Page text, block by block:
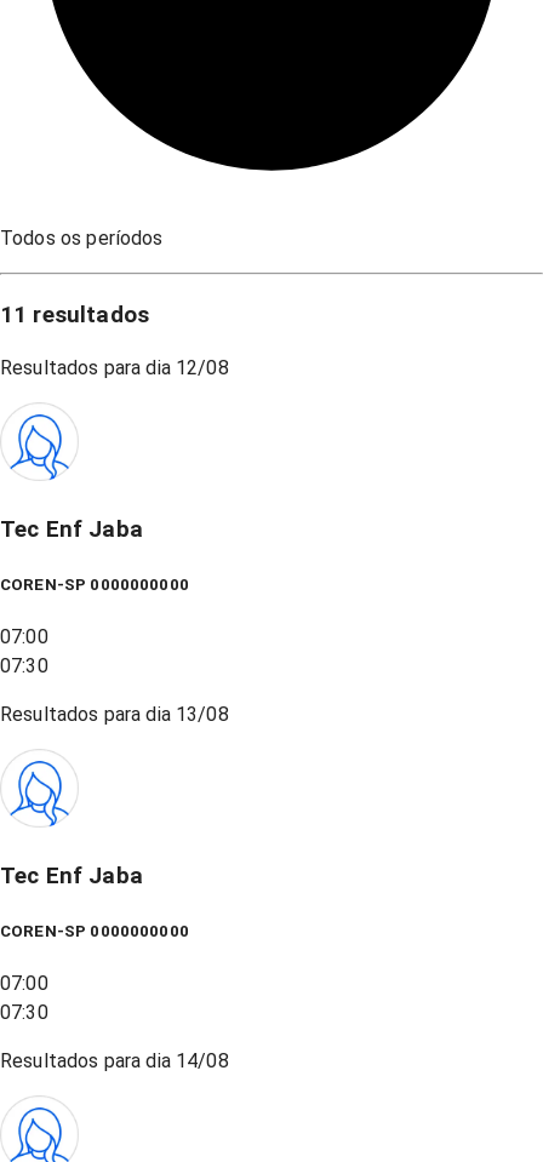
Todos os períodos
11 resultados
Resultados para dia 12/08
Tec Enf Jaba
COREN-SP 0000000000
07:00
07:30
Resultados para dia 13/08
Tec Enf Jaba
COREN-SP 0000000000
07:00
07:30
Resultados para dia 14/08